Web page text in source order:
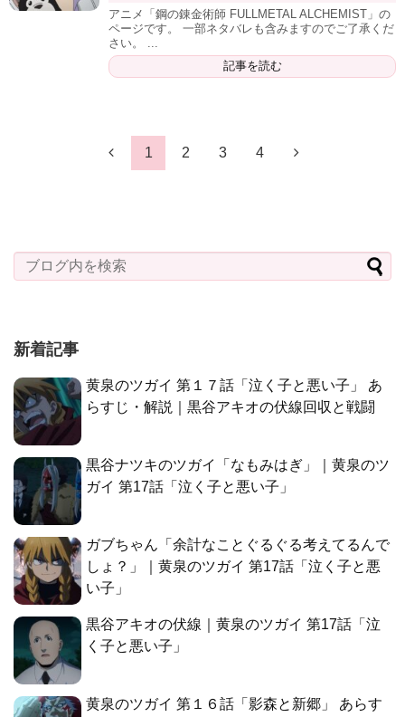
アニメ「鋼の錬金術師 FULLMETAL ALCHEMIST」の
ページです。 一部ネタバレも含みますのでご了承くだ
さい。 ...
記事を読む
1 2 3 4
新着記事
黄泉のツガイ 第１７話「泣く子と悪い子」 あ
らすじ・解説｜黒谷アキオの伏線回収と戦闘
黒谷ナツキのツガイ「なもみはぎ」｜黄泉のツ
ガイ 第17話「泣く子と悪い子」
ガブちゃん「余計なことぐるぐる考えてるんで
しょ？」｜黄泉のツガイ 第17話「泣く子と悪
い子」
黒谷アキオの伏線｜黄泉のツガイ 第17話「泣
く子と悪い子」
黄泉のツガイ 第１６話「影森と新郷」 あらす